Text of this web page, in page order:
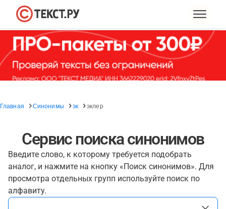
Главная Синонимы эк эклер
Сервис поиска синонимов
Введите слово, к которому требуется подобрать
аналог, и нажмите на кнопку «Поиск синонимов». Для
просмотра отдельных групп используйте поиск по
алфавиту.